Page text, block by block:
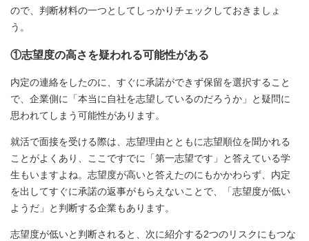
ので、判断材料の一つとしてしっかりチェックしておきましょ
う。
①志望度の高さを疑われる可能性がある
内定の連絡をしたのに、すぐに承諾ができず保留を選択すること
で、企業側に「本当に自社を志望しているのだろうか」と疑問に
思われてしまう可能性があります。
就活で面接を受ける際は、志望理由とともに志望順位を聞かれる
ことがよくあり、ここですでに「第一志望です」と答えている学
生もいますよね。志望度が高いと答えたのにもかかわらず、内定
を出してすぐに承諾の返事がもらえないことで、「志望度が低い
ようだ」と判断する企業もあります。
志望度が低いと判断されると、次に紹介する2つのリスクにもつな